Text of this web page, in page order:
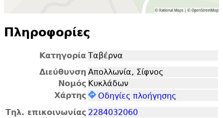
Πληροφορίες
Κατηγορία Ταβέρνα
Διεύθυνση Απολλωνία, Σίφνος
Νομός Κυκλάδων
Χάρτης
Οδηγίες πλοήγησης
Τηλ. επικοινωνίας 2284032060